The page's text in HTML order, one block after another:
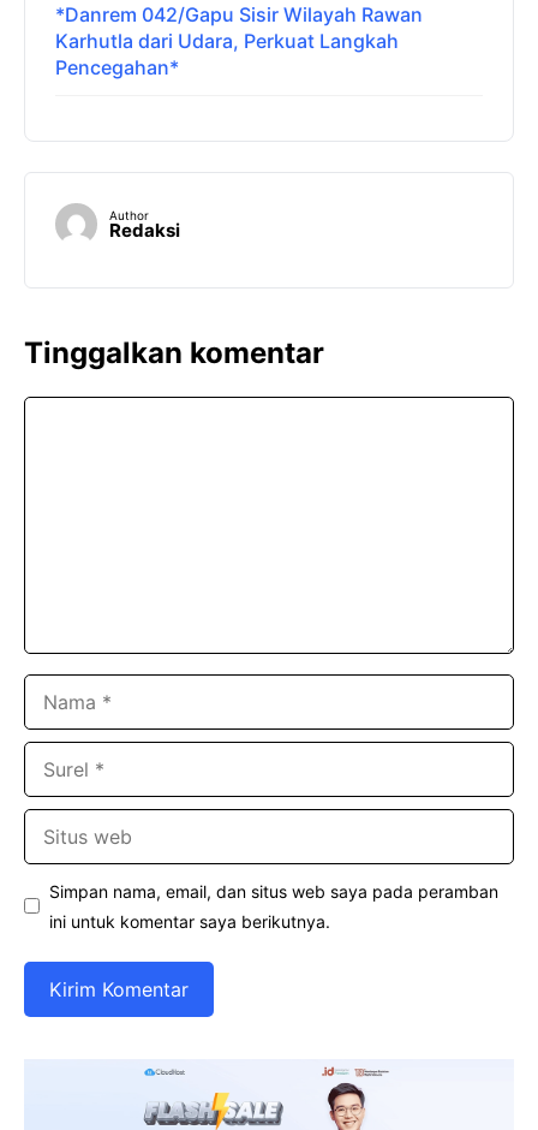
*Danrem 042/Gapu Sisir Wilayah Rawan
Karhutla dari Udara, Perkuat Langkah
Pencegahan*
Author
Redaksi
Tinggalkan komentar
Simpan nama, email, dan situs web saya pada peramban
ini untuk komentar saya berikutnya.